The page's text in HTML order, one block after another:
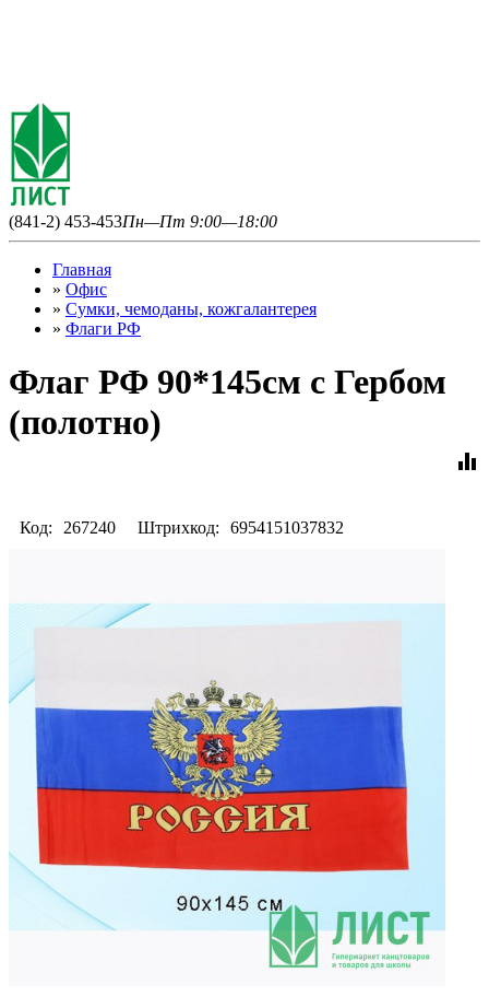
(841-2) 453-453Пн—Пт 9:00—18:00
Главная
» Офис
» Сумки, чемоданы, кожгалантерея
» Флаги РФ
Флаг РФ 90*145см с Гербом
(полотно)
equalizer
Код: 267240 Штрихкод: 6954151037832